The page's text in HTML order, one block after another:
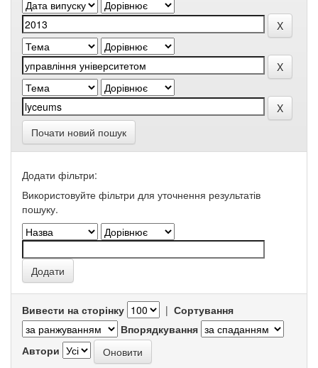
Почати новий пошук
Додати фільтри:
Використовуйте фільтри для уточнення результатів
пошуку.
Вивести на сторінку | Сортування
Впорядкування
Автори